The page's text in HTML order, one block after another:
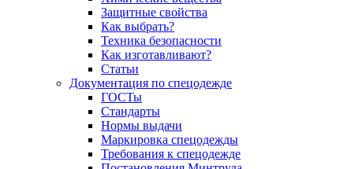
Защитные свойства
Как выбрать?
Техника безопасности
Как изготавливают?
Статьи
Документация по спецодежде
ГОСТы
Cтандарты
Нормы выдачи
Маркировка спецодежды
Требования к спецодежде